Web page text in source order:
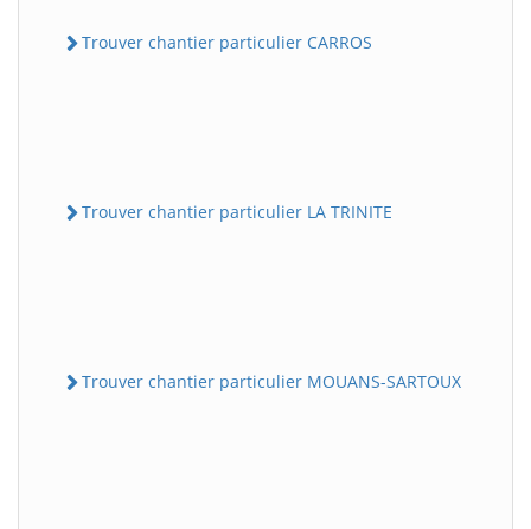
Trouver chantier particulier CARROS
Trouver chantier particulier LA TRINITE
Trouver chantier particulier MOUANS-SARTOUX